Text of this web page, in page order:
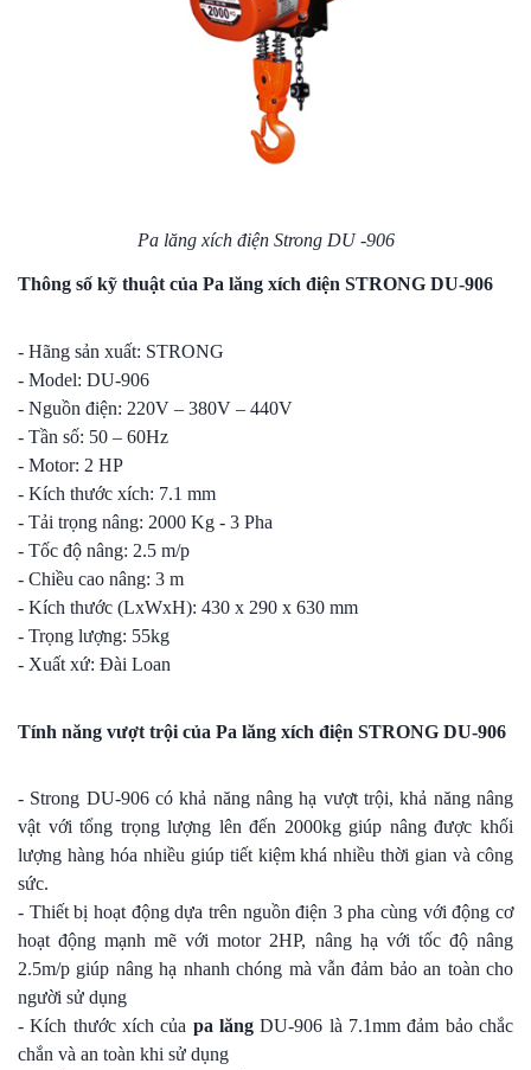
Pa lăng xích điện Strong DU -906
Thông số kỹ thuật của Pa lăng xích điện STRONG DU-906
- Hãng sản xuất: STRONG
- Model: DU-906
- Nguồn điện: 220V – 380V – 440V
- Tần số: 50 – 60Hz
- Motor: 2 HP
- Kích thước xích: 7.1 mm
- Tải trọng nâng: 2000 Kg - 3 Pha
- Tốc độ nâng: 2.5 m/p
- Chiều cao nâng: 3 m
- Kích thước (LxWxH): 430 x 290 x 630 mm
- Trọng lượng: 55kg
- Xuất xứ: Đài Loan
Tính năng vượt trội của Pa lăng xích điện STRONG DU-906
- Strong DU-906 có khả năng nâng hạ vượt trội, khả năng nâng
vật với tổng trọng lượng lên đến 2000kg giúp nâng được khối
lượng hàng hóa nhiều giúp tiết kiệm khá nhiều thời gian và công
sức.
- Thiết bị hoạt động dựa trên nguồn điện 3 pha cùng với động cơ
hoạt động mạnh mẽ với motor 2HP, nâng hạ với tốc độ nâng
2.5m/p giúp nâng hạ nhanh chóng mà vẫn đảm bảo an toàn cho
người sử dụng
- Kích thước xích của pa lăng DU-906 là 7.1mm đảm bảo chắc
chắn và an toàn khi sử dụng